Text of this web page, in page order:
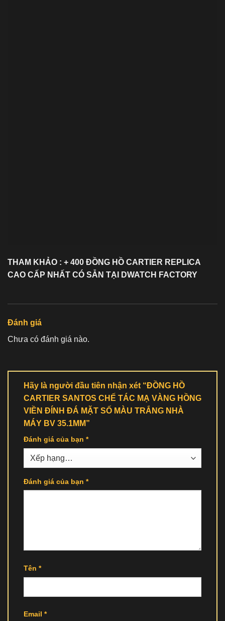
THAM KHẢO : + 400 ĐỒNG HỒ CARTIER REPLICA
CAO CẤP NHẤT CÓ SẴN TẠI DWATCH FACTORY
Đánh giá
Chưa có đánh giá nào.
Hãy là người đầu tiên nhận xét “ĐỒNG HỒ
CARTIER SANTOS CHẾ TÁC MẠ VÀNG HỒNG
VIỀN ĐÍNH ĐÁ MẶT SỐ MÀU TRẮNG NHÀ
MÁY BV 35.1MM”
Đánh giá của bạn *
Đánh giá của bạn *
Tên *
Email *